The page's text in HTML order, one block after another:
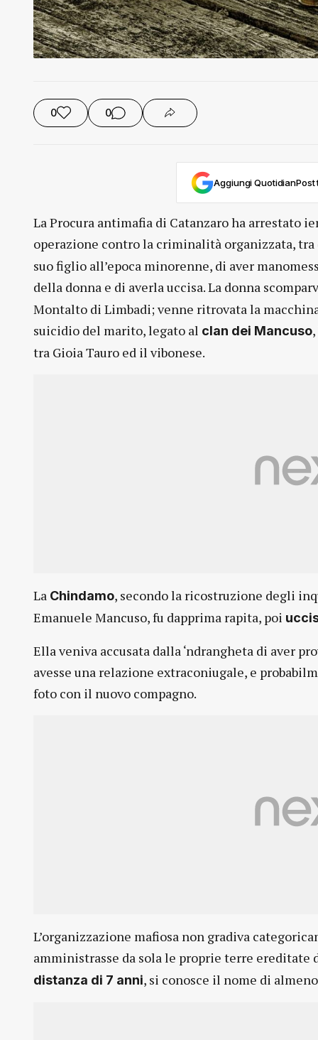
0 0
Aggiungi
La Procura antimafia di Catanzaro ha arrestato
operazione contro la criminalità organizzata,
suo figlio all’epoca minorenne, di aver
della donna e di averla uccisa. La donna
Montalto di Limbadi; venne ritrovata la
suicidio del marito, legato al clan dei Mancuso
tra Gioia Tauro ed il vibonese.
La Chindamo, secondo la ricostruzione degli
Emanuele Mancuso, fu dapprima rapita, poi
Ella veniva accusata dalla ‘ndrangheta di aver
avesse una relazione extraconiugale, e
foto con il nuovo compagno.
L’organizzazione mafiosa non gradiva
amministrasse da sola le proprie terre
distanza di 7 anni, si conosce il nome di